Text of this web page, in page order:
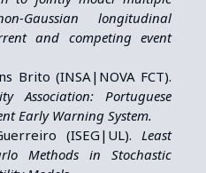
Gaussian longitudinal
and competing event
Brito (INSA|NOVA FCT).
Association: Portuguese
Early Warning System.
(ISEG|UL). Least
Methods in Stochastic